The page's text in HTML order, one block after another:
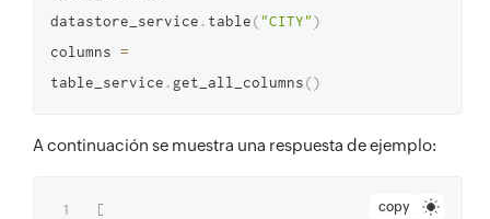
datastore_service . table("CITY")
columns =
table_service . get_all_columns()
A continuación se muestra una respuesta de ejemplo:
copy
[